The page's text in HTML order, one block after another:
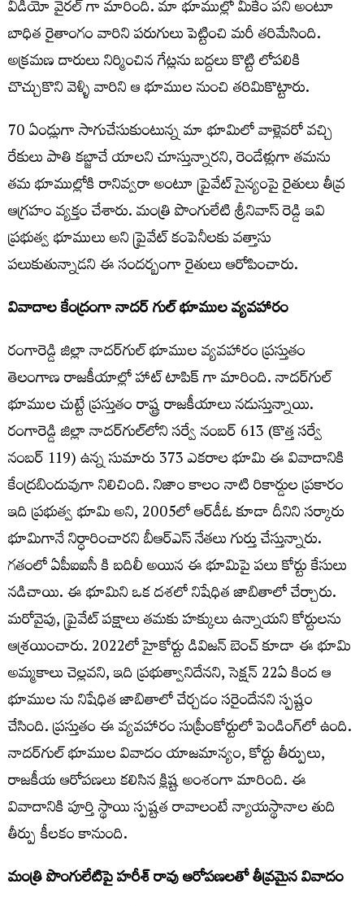
వీడియో వైరల్ గా మారింది. మా భూముల్లో మీకేం పని అంటూ
బాధిత రైతాంగం వారిని పరుగులు పెట్టించి మరీ తరిమేసింది.
అక్రమణ దారులు నిర్మించిన గేట్లను బద్దలు కొట్టి లోపలికి
చొచ్చుకొని వెళ్ళి వారిని ఆ భూముల నుంచి తరిమికొట్టారు.
70 ఏండ్లుగా సాగుచేసుకుంటున్న మా భూమిలో వాళ్లెవరో వచ్చి
రేకులు పాతి కబ్జాచే యాలని చూస్తున్నారని, రెండేళ్లుగా తమను
తమ భూముల్లోకి రానివ్వరా అంటూ ప్రైవేట్ సైన్యంపై రైతులు తీవ్ర
ఆగ్రహం వ్యక్తం చేశారు. మంత్రి పొంగులేటి శ్రీనివాస్ రెడ్డి ఇవి
ప్రభుత్వ భూములు అని ప్రైవేట్ కంపెనీలకు వత్తాసు
పలుకుతున్నాడని ఈ సందర్బంగా రైతులు ఆరోపించారు.
వివాదాల కేంద్రంగా నాదర్ గుల్ భూముల వ్యవహారం
రంగారెడ్డి జిల్లా నాదర్‌గుల్ భూముల వ్యవహారం ప్రస్తుతం
తెలంగాణ రాజకీయాల్లో హాట్ టాపిక్ గా మారింది. నాదర్‌గుల్
భూముల చుట్టే ప్రస్తుతం రాష్ట్ర రాజకీయాలు నడుస్తున్నాయి.
రంగారెడ్డి జిల్లా నాదర్‌గుల్‌లోని సర్వే నంబర్ 613 (కొత్త సర్వే
నంబర్‌ 119) ఉన్న సుమారు 373 ఎకరాల భూమి ఈ వివాదానికి
కేంద్రబిందువుగా నిలిచింది. నిజాం కాలం నాటి రికార్డుల ప్రకారం
ఇది ప్రభుత్వ భూమి అని, 2005లో ఆర్‌డీఓ కూడా దీనిని సర్కారు
భూమిగానే నిర్ధారించారని బీఆర్‌ఎస్ నేతలు గుర్తు చేస్తున్నారు.
గతంలో ఏపీఐఐసీ కి బదిలీ అయిన ఈ భూమిపై పలు కోర్టు కేసులు
నడిచాయి. ఈ భూమిని ఒక దశలో నిషేధిత జాబితాలో చేర్చారు.
మరోవైపు, ప్రైవేట్ పక్షాలు తమకు హక్కులు ఉన్నాయని కోర్టులను
ఆశ్రయించారు. 2022లో హైకోర్టు డివిజన్ బెంచ్ కూడా ఈ భూమి
అమ్మకాలు చెల్లవని, ఇది ప్రభుత్వానిదేనని, సెక్షన్‌ 22ఏ కింద ఆ
భూముల ను నిషేధిత జాబితాలో చేర్చడం సరైందేనని స్పష్టం
చేసింది. ప్రస్తుతం ఈ వ్యవహారం సుప్రీంకోర్టులో పెండింగ్‌లో ఉంది.
నాదర్‌గుల్ భూముల వివాదం యాజమాన్యం, కోర్టు తీర్పులు,
రాజకీయ ఆరోపణలు కలిసిన క్లిష్ట అంశంగా మారింది. ఈ
వివాదానికి పూర్తి స్థాయి స్పష్టత రావాలంటే న్యాయస్థానాల తుది
తీర్పు కీలకం కానుంది.
మంత్రి పొంగులేటిపై హరీశ్ రావు ఆరోపణలతో తీవ్రమైన వివాదం